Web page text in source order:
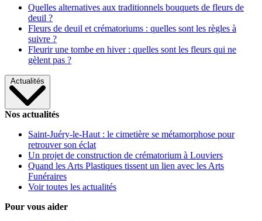
Quelles alternatives aux traditionnels bouquets de fleurs de
deuil ?
Fleurs de deuil et crématoriums : quelles sont les règles à
suivre ?
Fleurir une tombe en hiver : quelles sont les fleurs qui ne
gèlent pas ?
Actualités
Nos actualités
Saint-Juéry-le-Haut : le cimetière se métamorphose pour
retrouver son éclat
Un projet de construction de crématorium à Louviers
Quand les Arts Plastiques tissent un lien avec les Arts
Funéraires
Voir toutes les actualités
Pour vous aider